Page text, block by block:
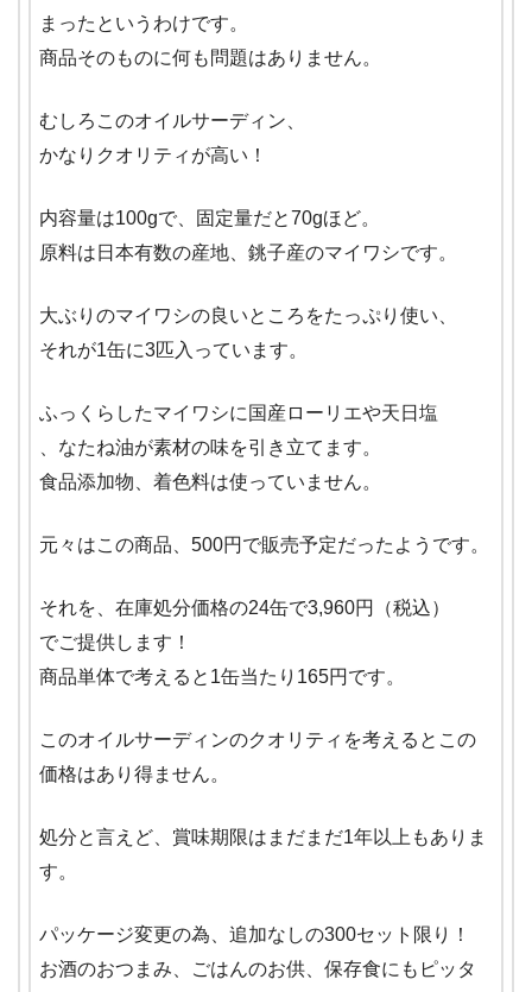
まったというわけです。
商品そのものに何も問題はありません。
むしろこのオイルサーディン、
かなりクオリティが高い！
内容量は100gで、固定量だと70gほど。
原料は日本有数の産地、銚子産のマイワシです。
大ぶりのマイワシの良いところをたっぷり使い、
それが1缶に3匹入っています。
ふっくらしたマイワシに国産ローリエや天日塩
、なたね油が素材の味を引き立てます。
食品添加物、着色料は使っていません。
元々はこの商品、500円で販売予定だったようです。
それを、在庫処分価格の24缶で3,960円（税込）
でご提供します！
商品単体で考えると1缶当たり165円です。
このオイルサーディンのクオリティを考えるとこの
価格はあり得ません。
処分と言えど、賞味期限はまだまだ1年以上もありま
す。
パッケージ変更の為、追加なしの300セット限り！
お酒のおつまみ、ごはんのお供、保存食にもピッタ